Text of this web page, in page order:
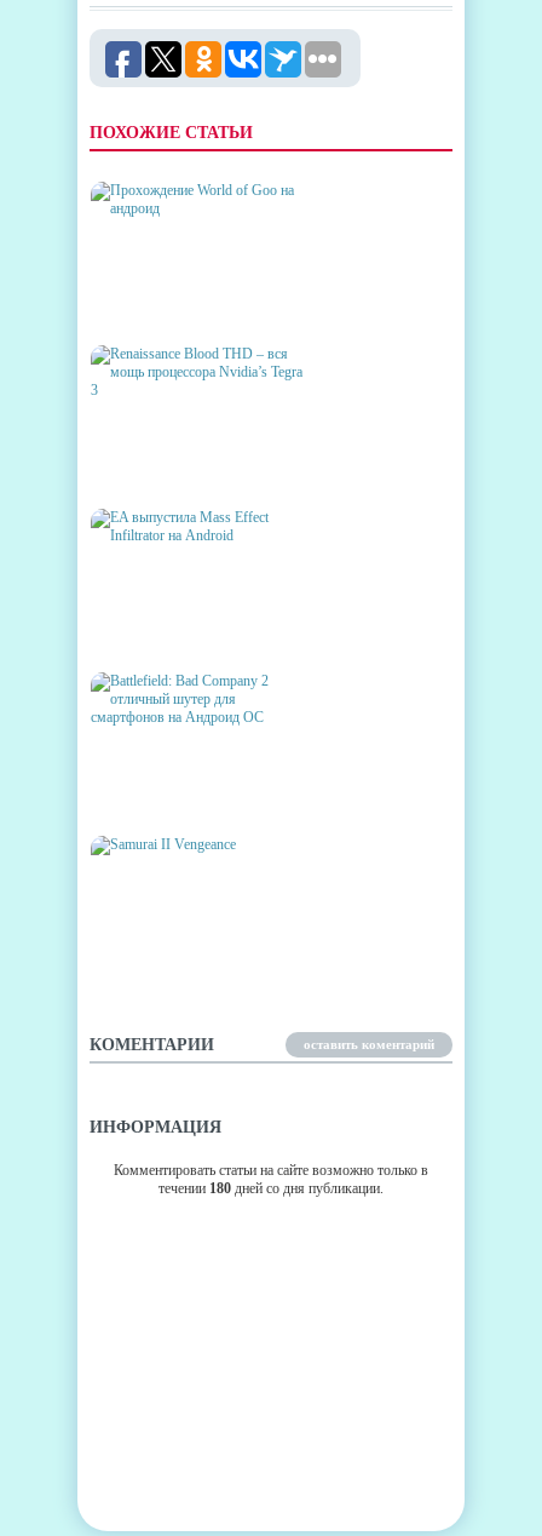
ПОХОЖИЕ СТАТЬИ
КОМЕНТАРИИ оставить коментарий
ИНФОРМАЦИЯ
Комментировать статьи на сайте возможно только в
течении 180 дней со дня публикации.